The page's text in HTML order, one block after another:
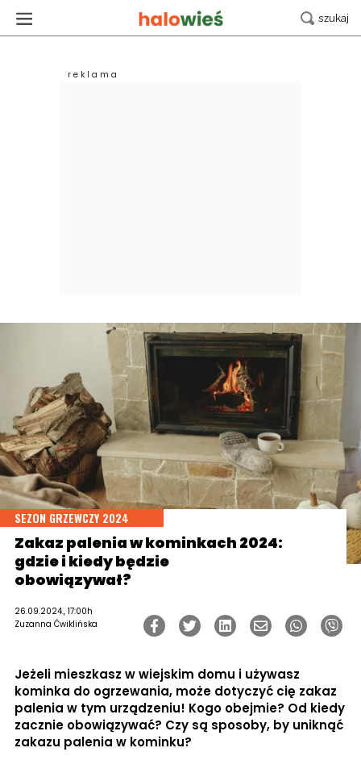
SEZON GRZEWCZY 2024
Zakaz palenia w kominkach 2024:
gdzie i kiedy będzie
obowiązywał?
26.09.2024., 17:00h
Zuzanna Ćwiklińska
Jeżeli mieszkasz w wiejskim domu i używasz
kominka do ogrzewania, może dotyczyć cię zakaz
palenia w tym urządzeniu! Kogo obejmie? Od kiedy
zacznie obowiązywać? Czy są sposoby, by uniknąć
zakazu palenia w kominku?